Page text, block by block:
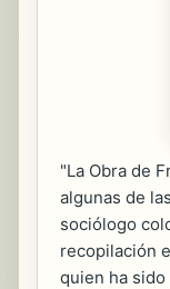
"La Obra de
algunas de
sociólogo
recopilación
quien ha